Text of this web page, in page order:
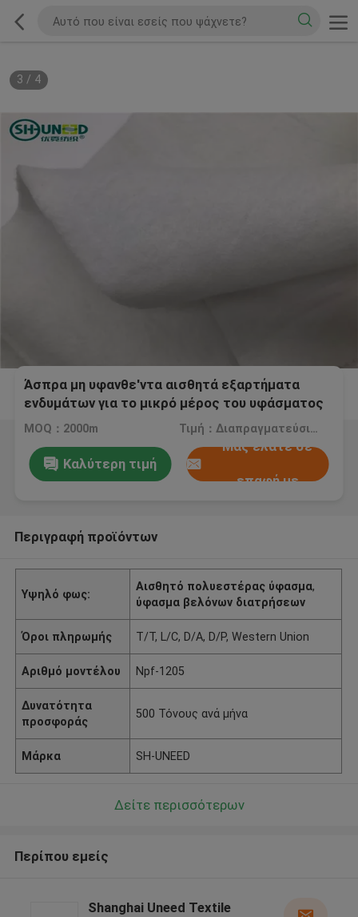
3 / 4
Άσπρα μη υφανθε'ντα αισθητά εξαρτήματα
ενδυμάτων για το μικρό μέρος του υφάσματος
MOQ：2000m Τιμή：Διαπραγματεύσιμος
Καλύτερη τιμή
Μας ελάτε σε
επαφή με
Περιγραφή προϊόντων
Υψηλό φως:
Αισθητό πολυεστέρας ύφασμα,
ύφασμα βελόνων διατρήσεων
Όροι πληρωμής T/T, L/C, D/A, D/P, Western Union
Αριθμό μοντέλου Npf-1205
Δυνατότητα
προσφοράς
500 Τόνους ανά μήνα
Μάρκα SH-UNEED
Δείτε περισσότερων
Περίπου εμείς
Shanghai Uneed Textile